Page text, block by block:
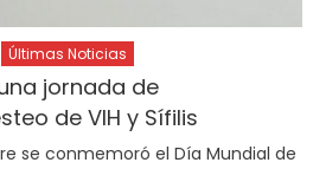
Últimas Noticias
jornada de
de VIH y Sífilis
se conmemoró el Día Mundial de